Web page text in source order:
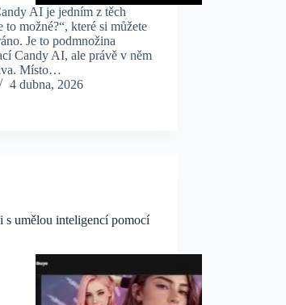
AI je jedním z těch
to možné?“, které si můžete
Je to podmnožina
Candy AI, ale právě v něm
Místo…
4 dubna, 2026
umělou inteligencí pomocí